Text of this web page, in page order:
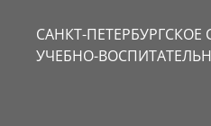
САНКТ-
УЧЕБНО-